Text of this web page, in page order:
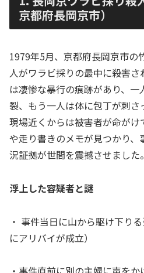
京都府長岡京市）
1979年5月、京都府長岡京市の
人がワラビ採りの最中に殺害
は凄惨な暴行の痕跡があり、
裂、もう一人は体に包丁が刺さ
現場近くからは被害者が命が
や走り書きのメモが見つかり
況証拠が世間を震撼させました。
浮上した容疑者と謎
・ 事件当日に山から駆け下り
にアリバイが成立）